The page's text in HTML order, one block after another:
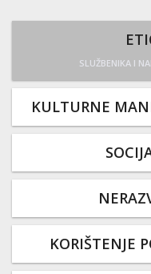
SLUŽBENIKA I
KULTURNE
KORIŠTENJE